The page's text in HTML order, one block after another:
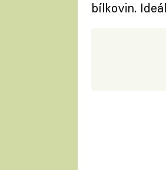
bílkovin.